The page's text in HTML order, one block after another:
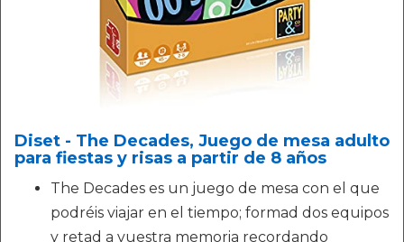
Diset - The Decades, Juego de mesa adulto
para fiestas y risas a partir de 8 años
The Decades es un juego de mesa con el que
podréis viajar en el tiempo; formad dos equipos
y retad a vuestra memoria recordando